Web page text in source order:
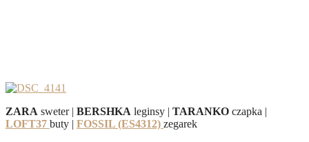
ZARA sweter | BERSHKA leginsy | TARANKO czapka |
LOFT37 buty | FOSSIL (ES4312) zegarek